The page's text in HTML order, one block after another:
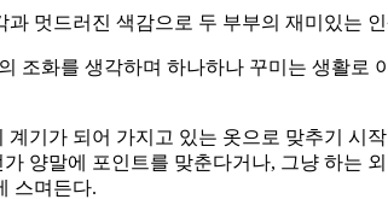
멋드러진 색감으로 두 부부의 재미있는
조화를 생각하며 하나하나 꾸미는 생활로
기가 되어 가지고 있는 옷으로 맞추기 시
양말에 포인트를 맞춘다거나, 그냥 하는
스며든다.